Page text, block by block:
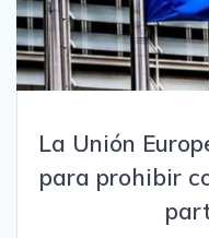
La Unión
para prohibir